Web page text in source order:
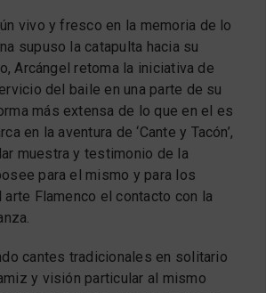
vivo y fresco en la memoria de lo
supuso la catapulta hacia su
Arcángel retoma la iniciativa de
del baile en una parte de su
más extensa de lo que en el es
en la aventura de ‘Cante y Tacón’,
muestra y testimonio de la
para el mismo y para los
Flamenco el contacto con la
cantes tradicionales en solitario
y visión particular al mismo